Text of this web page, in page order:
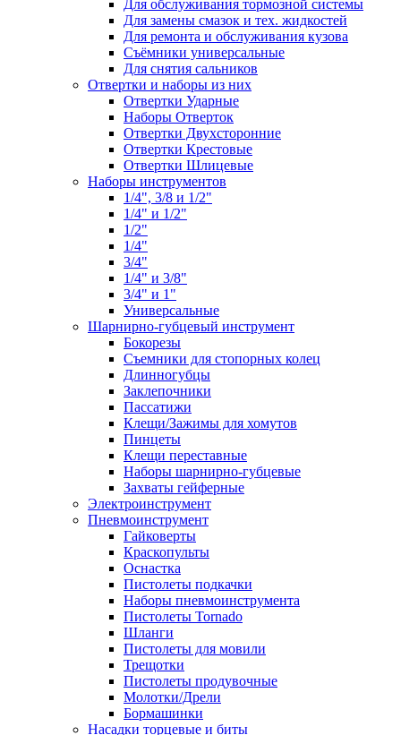
Для обслуживания тормозной системы
Для замены смазок и тех. жидкостей
Для ремонта и обслуживания кузова
Съёмники универсальные
Для снятия сальников
Отвертки и наборы из них
Отвертки Ударные
Наборы Отверток
Отвертки Двухсторонние
Отвертки Крестовые
Отвертки Шлицевые
Наборы инструментов
1/4", 3/8 и 1/2"
1/4" и 1/2"
1/2"
1/4"
3/4"
1/4" и 3/8"
3/4" и 1"
Универсальные
Шарнирно-губцевый инструмент
Бокорезы
Съемники для стопорных колец
Длинногубцы
Заклепочники
Пассатижи
Клещи/Зажимы для хомутов
Пинцеты
Клещи переставные
Наборы шарнирно-губцевые
Захваты гейферные
Электроинструмент
Пневмоинструмент
Гайковерты
Краскопульты
Оснастка
Пистолеты подкачки
Наборы пневмоинструмента
Пистолеты Tornado
Шланги
Пистолеты для мовили
Трещотки
Пистолеты продувочные
Молотки/Дрели
Бормашинки
Насадки торцевые и биты